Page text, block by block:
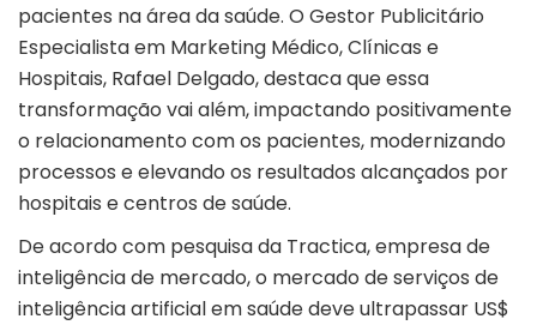
pacientes na área da saúde. O Gestor Publicitário
Especialista em Marketing Médico, Clínicas e
Hospitais, Rafael Delgado, destaca que essa
transformação vai além, impactando positivamente
o relacionamento com os pacientes, modernizando
processos e elevando os resultados alcançados por
hospitais e centros de saúde.
De acordo com pesquisa da Tractica, empresa de
inteligência de mercado, o mercado de serviços de
inteligência artificial em saúde deve ultrapassar US$